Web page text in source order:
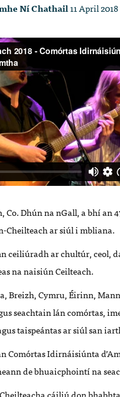
Ní Chathail11 April 2018
Co. Dhún na nGall, a bhí an
ar siúl i mbliana.
ceiliúradh ar chultúr, ceol,
na naisiún Ceilteach.
Breizh, Cymru, Éirinn,
seachtain lán comórtas,
taispeántas ar siúl san
Comórtas Idirnáisiúnta
de bhuaicphointí na